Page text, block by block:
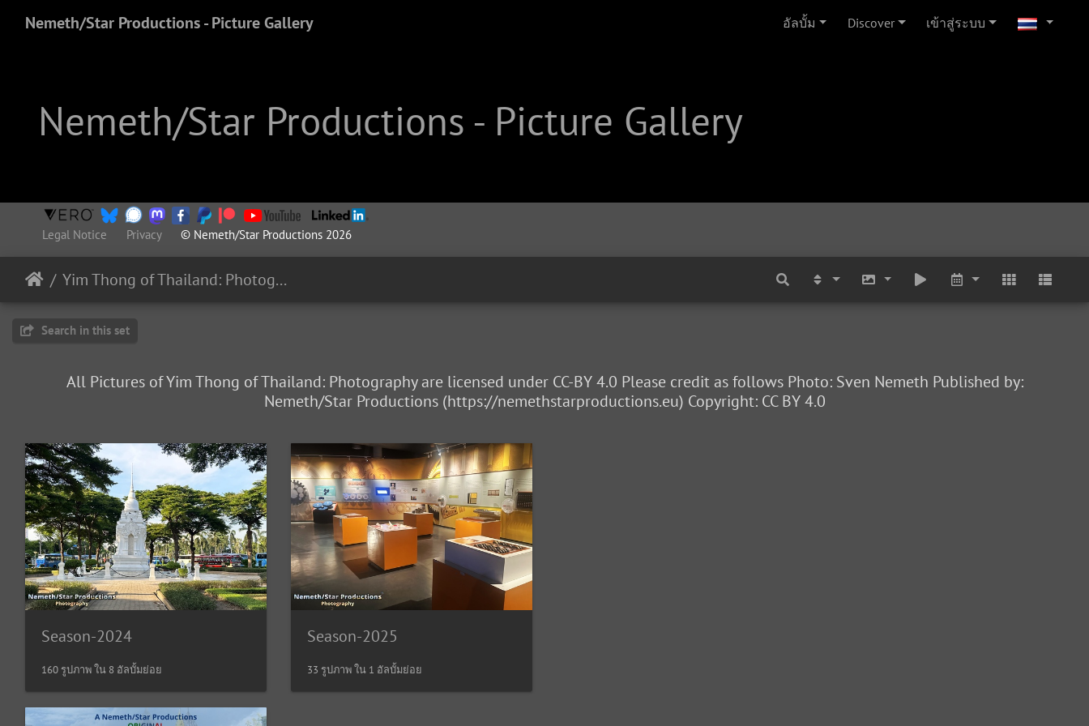
Nemeth/Star Productions - Picture Gallery อัลบั้ม Discover เข้าสู่ระบบ
Nemeth/Star Productions - Picture Gallery
Legal Notice Privacy© Nemeth/Star Productions 2026
Yim Thong of Thailand: Photography
Search in this set
All Pictures of Yim Thong of Thailand: Photography are licensed under CC-BY 4.0 Please credit as follows Photo: Sven Nemeth Published by:
Nemeth/Star Productions (https://nemethstarproductions.eu) Copyright: CC BY 4.0
Season-2024
160 รูปภาพ ใน 8 อัลบั้มย่อย
Season-2025
33 รูปภาพ ใน 1 อัลบั้มย่อย